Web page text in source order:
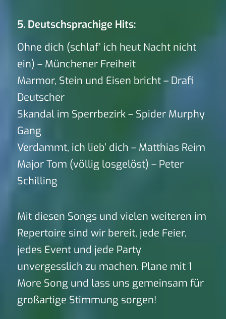
5. Deutschsprachige Hits:
Ohne dich (schlaf’ ich heut Nacht nicht
ein) – Münchener Freiheit
Marmor, Stein und Eisen bricht – Drafi
Deutscher
Skandal im Sperrbezirk – Spider Murphy
Gang
Verdammt, ich lieb’ dich – Matthias Reim
Major Tom (völlig losgelöst) – Peter
Schilling
Mit diesen Songs und vielen weiteren im
Repertoire sind wir bereit, jede Feier,
jedes Event und jede Party
unvergesslich zu machen. Plane mit 1
More Song und lass uns gemeinsam für
großartige Stimmung sorgen!